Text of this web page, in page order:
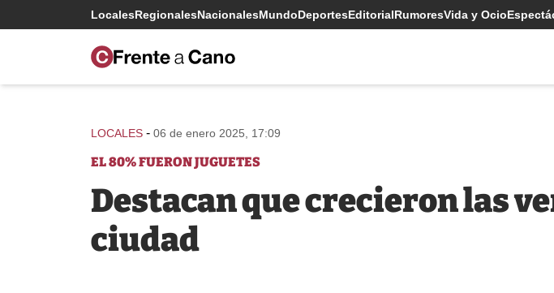
LocalesRegionalesNacionalesMundoDeportesEditorialRumoresVida y Ocio
LOCALES - 06 de enero 2025, 17:09
EL 80% FUERON JUGUETES
Destacan que crecieron las
ciudad